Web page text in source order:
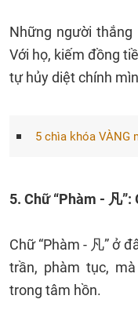
Những người
Với họ, kiếm đồng
tự hủy diệt chính
5 chìa khóa VÀNG
5. Chữ “Phàm - 凡
Chữ “Phàm - 凡” ở
trần, phàm tục,
trong tâm hồn.